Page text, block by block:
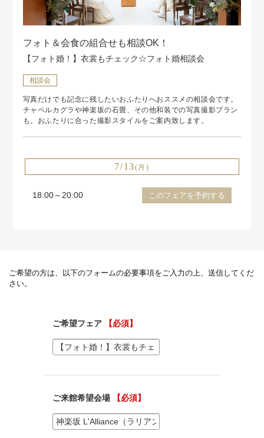
フォト＆会食の組合せも相談OK！
【フォト婚！】衣裳もチェック☆フォト婚相談会
相談会
写真だけでも記念に残したいおふたりへおススメの相談会です。
チャペルカグラや神楽坂の石畳、その他和装での写真撮影プラン
も。おふたりに合った撮影スタイルをご案内致します。
7/13(月)
18:00～20:00 このフェアを予約する